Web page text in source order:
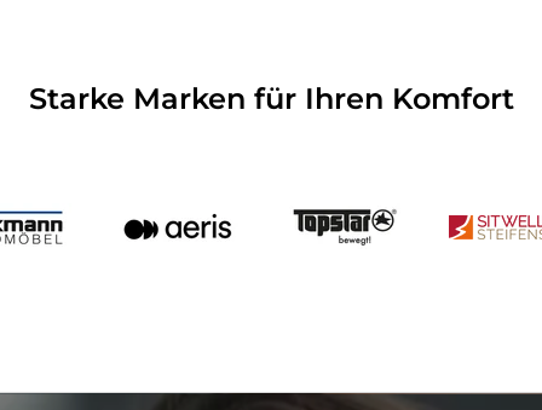
Starke Marken für Ihren Komfort